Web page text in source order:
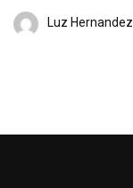
Luz Hernandez